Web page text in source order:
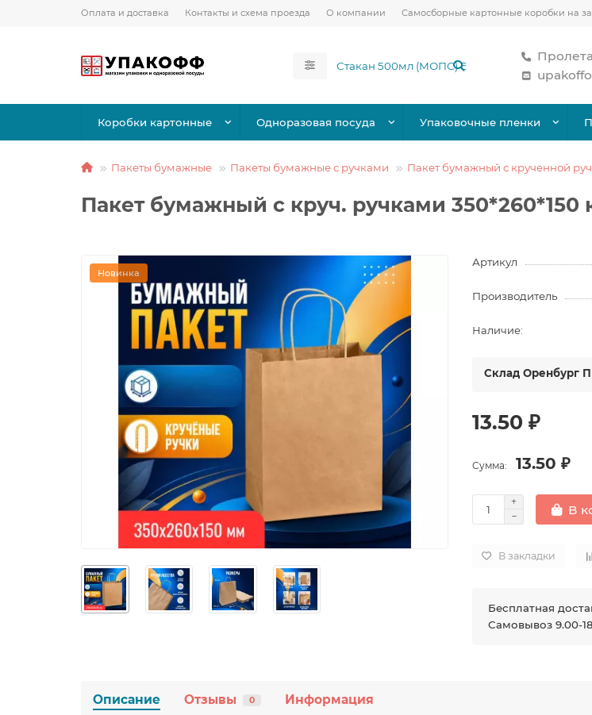
Оплата и доставка Контакты и схема проезда О компании Самосборные картонные коробки на
Коробки картонные Одноразовая посуда Упаковочные пленки
Пакеты бумажные Пакеты бумажные с ручками Пакет бумажный с крученной
Пакет бумажный с круч. ручками 350*260*150
Новинка
Артикул
Производитель
Наличие:
Склад Оренбург
13.50 ₽
Сумма: 13.50 ₽
В
В закладки
Бесплатная
Самовывоз 9.00-
Описание Отзывы 0 Информация